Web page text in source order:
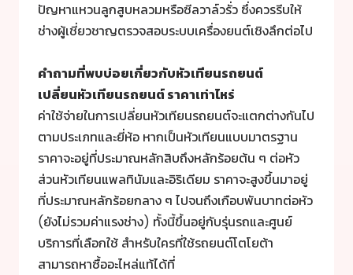
ปัญหาแหวนลูกสูบหลวมหรือซีลวาล์วรั่ว ซึ่งควรรีบให้
ช่างผู้เชี่ยวชาญตรวจสอบระบบเครื่องยนต์เชิงลึกต่อไป
คำถามที่พบบ่อยเกี่ยวกับหัวเทียนรถยนต์
เปลี่ยนหัวเทียนรถยนต์ราคาเท่าไหร่
ค่าใช้จ่ายในการเปลี่ยนหัวเทียนรถยนต์จะแตกต่างกันไป
ตามประเภทและยี่ห้อ หากเป็นหัวเทียนแบบมาตรฐาน
ราคาจะอยู่ที่ประมาณหลักสิบถึงหลักร้อยต้น ๆ ต่อหัว
ส่วนหัวเทียนแพลทินัมและอิริเดียม ราคาจะสูงขึ้นมาอยู่
ที่ประมาณหลักร้อยกลาง ๆ ไปจนถึงเกือบพันบาทต่อหัว
(ยังไม่รวมค่าแรงช่าง) ทั้งนี้ขึ้นอยู่กับรุ่นรถและศูนย์
บริการที่เลือกใช้ สำหรับใครที่ใช้รถยนต์โตโยต้า
สามารถหาซื้ออะไหล่แท้ได้ที่